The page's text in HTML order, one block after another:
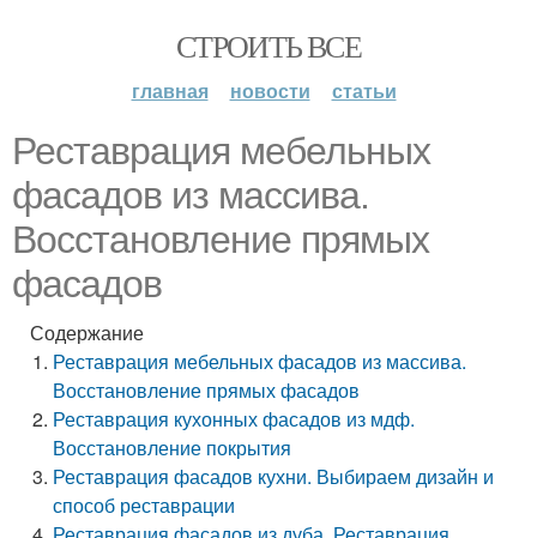
СТРОИТЬ ВСЕ
главная новости статьи
Реставрация мебельных
фасадов из массива.
Восстановление прямых
фасадов
Содержание
Реставрация мебельных фасадов из массива.
Восстановление прямых фасадов
Реставрация кухонных фасадов из мдф.
Восстановление покрытия
Реставрация фасадов кухни. Выбираем дизайн и
способ реставрации